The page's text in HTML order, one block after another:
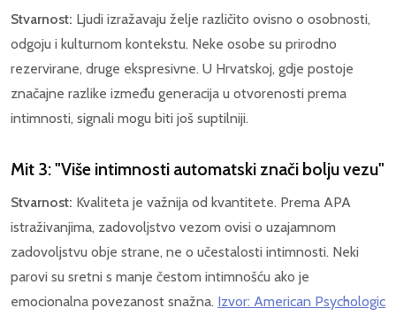
Stvarnost: Ljudi izražavaju želje različito ovisno o osobnosti,
odgoju i kulturnom kontekstu. Neke osobe su prirodno
rezervirane, druge ekspresivne. U Hrvatskoj, gdje postoje
značajne razlike između generacija u otvorenosti prema
intimnosti, signali mogu biti još suptilniji.
Mit 3: "Više intimnosti automatski znači bolju vezu"
Stvarnost: Kvaliteta je važnija od kvantitete. Prema APA
istraživanjima, zadovoljstvo vezom ovisi o uzajamnom
zadovoljstvu obje strane, ne o učestalosti intimnosti. Neki
parovi su sretni s manje čestom intimnošću ako je
emocionalna povezanost snažna. Izvor: American Psychologic